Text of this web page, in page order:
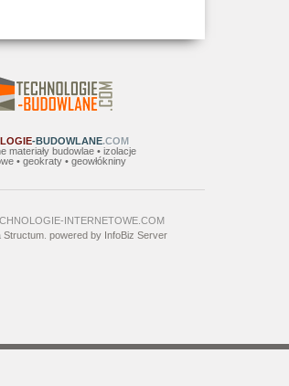
-BUDOWLANE.COM
materiały budowlae • izolacje
• geokraty • geowłókniny
INTERNETOWE.COM
Structum powered by InfoBiz Server